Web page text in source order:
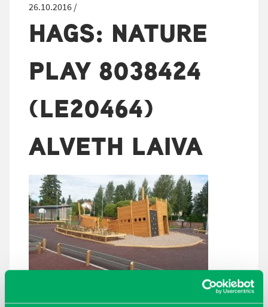
26.10.2016 /
HAGS: NATURE
PLAY 8038424
(LE20464)
ALVETH LAIVA